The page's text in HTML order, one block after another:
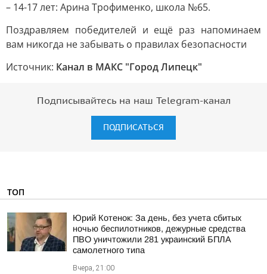
– 14-17 лет: Арина Трофименко, школа №65.
Поздравляем победителей и ещё раз напоминаем
вам никогда не забывать о правилах безопасности
Источник: Канал в МАКС "Город Липецк"
Подписывайтесь на наш Telegram-канал
ПОДПИСАТЬСЯ
ТОП
Юрий Котенок: За день, без учета сбитых
ночью беспилотников, дежурные средства
ПВО уничтожили 281 украинский БПЛА
самолетного типа
Вчера, 21:00